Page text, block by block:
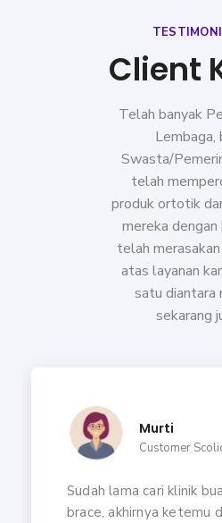
Client
Telah banyak
Lembaga,
Swasta/
telah
produk ortotik
mereka dengan
telah
atas layanan
satu diantara
sekarang
Murti
Customer
Sudah lama cari klinik
brace, akhirnya ketemu